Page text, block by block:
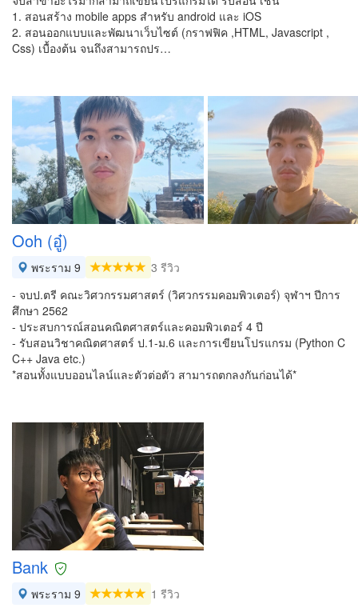
1. สอนสร้าง mobile apps สำหรับ android และ iOS
2. สอนออกแบบและพัฒนาเว็บไซต์ (กราฟฟิค ,HTML, Javascript ,
Css) เบื้องต้น จนถึงสามารถปร…
Ooh (อู๋)
พระราม 9
3 รีวิว
- จบป.ตรี คณะวิศวกรรมศาสตร์ (วิศวกรรมคอมพิวเตอร์) จุฬาฯ ปีการ
ศึกษา 2562
- ประสบการณ์สอนคณิตศาสตร์และคอมพิวเตอร์ 4 ปี
- รับสอนวิชาคณิตศาสตร์ ป.1-ม.6 และการเขียนโปรแกรม (Python C
C++ Java etc.)
*สอนทั้งแบบออนไลน์และตัวต่อตัว สามารถตกลงกันก่อนได้*
Bank
พระราม 9
1 รีวิว